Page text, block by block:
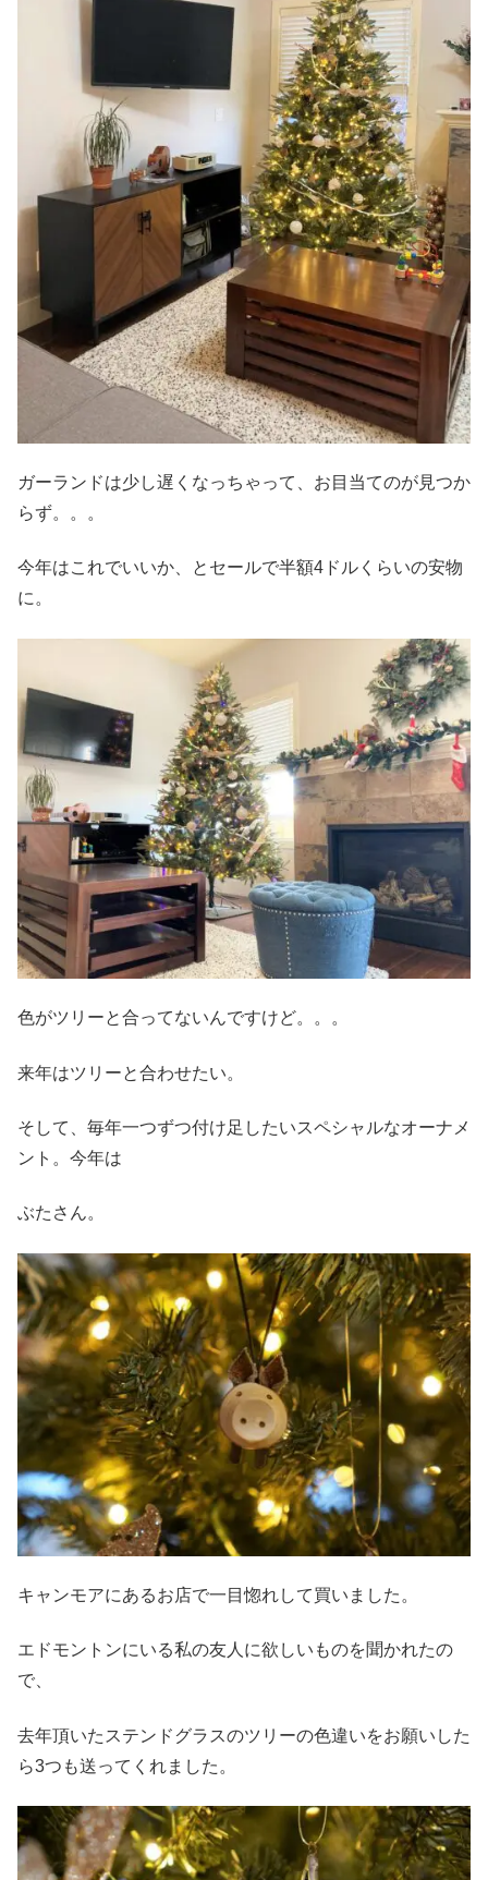
ガーランドは少し遅くなっちゃって、お目当てのが見つか
らず。。。
今年はこれでいいか、とセールで半額4ドルくらいの安物
に。
色がツリーと合ってないんですけど。。。
来年はツリーと合わせたい。
そして、毎年一つずつ付け足したいスペシャルなオーナメ
ント。今年は
ぶたさん。
キャンモアにあるお店で一目惚れして買いました。
エドモントンにいる私の友人に欲しいものを聞かれたの
で、
去年頂いたステンドグラスのツリーの色違いをお願いした
ら3つも送ってくれました。